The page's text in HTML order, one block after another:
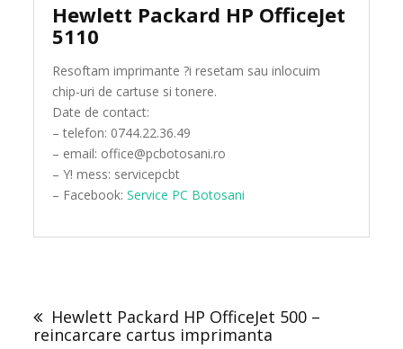
Hewlett Packard HP OfficeJet
5110
Resoftam imprimante ?i resetam sau inlocuim
chip-uri de cartuse si tonere.
Date de contact:
– telefon: 0744.22.36.49
– email: office@pcbotosani.ro
– Y! mess: servicepcbt
– Facebook:Service PC Botosani
navigation
Hewlett Packard HP OfficeJet 500 –
reincarcare cartus imprimanta